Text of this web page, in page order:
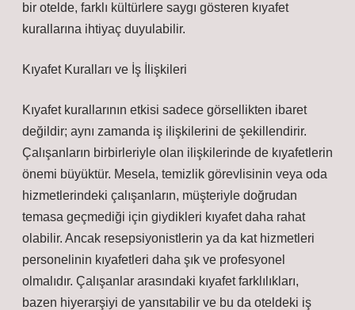
bir otelde, farklı kültürlere saygı gösteren kıyafet
kurallarına ihtiyaç duyulabilir.
Kıyafet Kuralları ve İş İlişkileri
Kıyafet kurallarının etkisi sadece görsellikten ibaret
değildir; aynı zamanda iş ilişkilerini de şekillendirir.
Çalışanların birbirleriyle olan ilişkilerinde de kıyafetlerin
önemi büyüktür. Mesela, temizlik görevlisinin veya oda
hizmetlerindeki çalışanların, müşteriyle doğrudan
temasa geçmediği için giydikleri kıyafet daha rahat
olabilir. Ancak resepsiyonistlerin ya da kat hizmetleri
personelinin kıyafetleri daha şık ve profesyonel
olmalıdır. Çalışanlar arasındaki kıyafet farklılıkları,
bazen hiyerarşiyi de yansıtabilir ve bu da oteldeki iş